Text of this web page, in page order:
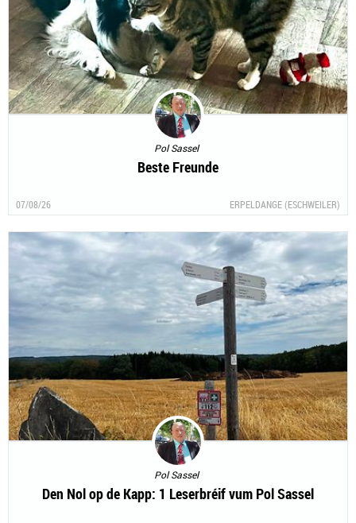
Pol Sassel
Beste Freunde
07/08/26 ERPELDANGE (ESCHWEILER)
Pol Sassel
Den Nol op de Kapp: 1 Leserbréif vum Pol Sassel